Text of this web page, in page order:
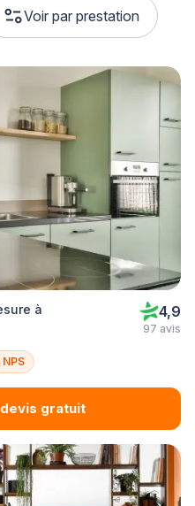
Voir par prestation
à
4,9
97 avis
gratuit